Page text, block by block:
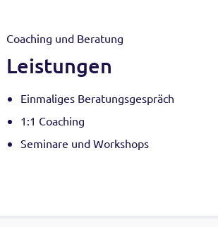
Coaching und Beratung
Leistungen
Einmaliges Beratungsgespräch
1:1 Coaching
Seminare und Workshops